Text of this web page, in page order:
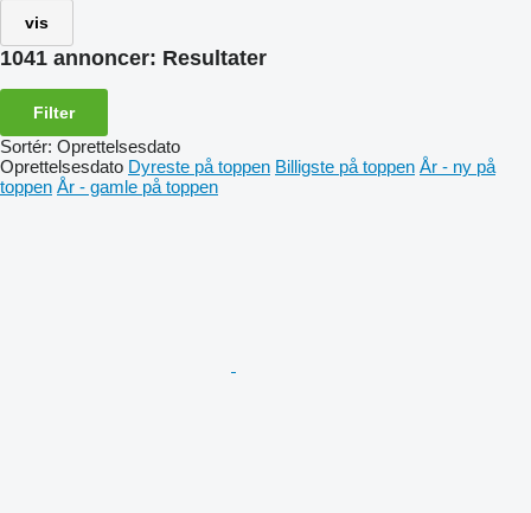
vis
1041 annoncer: Resultater
Filter
Sortér: Oprettelsesdato
Oprettelsesdato Dyreste på toppen Billigste på toppen År - ny på
toppen År - gamle på toppen